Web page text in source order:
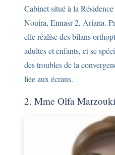
Cabinet situé à la
Nouira, Ennasr 2, Ariana.
elle réalise des bilans
adultes et enfants, et se
des troubles de la
liée aux écrans.
2. Mme Olfa Marzouki